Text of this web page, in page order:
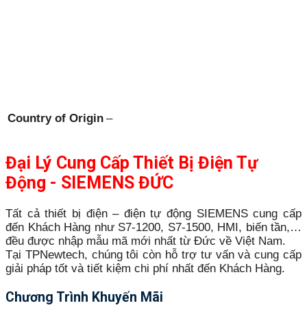
Country of Origin –
Đại Lý Cung Cấp Thiết Bị Điện Tự
Động - SIEMENS ĐỨC
Tất cả thiết bị điện – điện tự động SIEMENS cung cấp
đến Khách Hàng như S7-1200, S7-1500, HMI, biến tần,…
đều được nhập mẫu mã mới nhất từ Đức về Việt Nam.
Tại TPNewtech, chúng tôi còn hỗ trợ tư vấn và cung cấp
giải pháp tốt và tiết kiệm chi phí nhất đến Khách Hàng.
Chương Trình Khuyến Mãi